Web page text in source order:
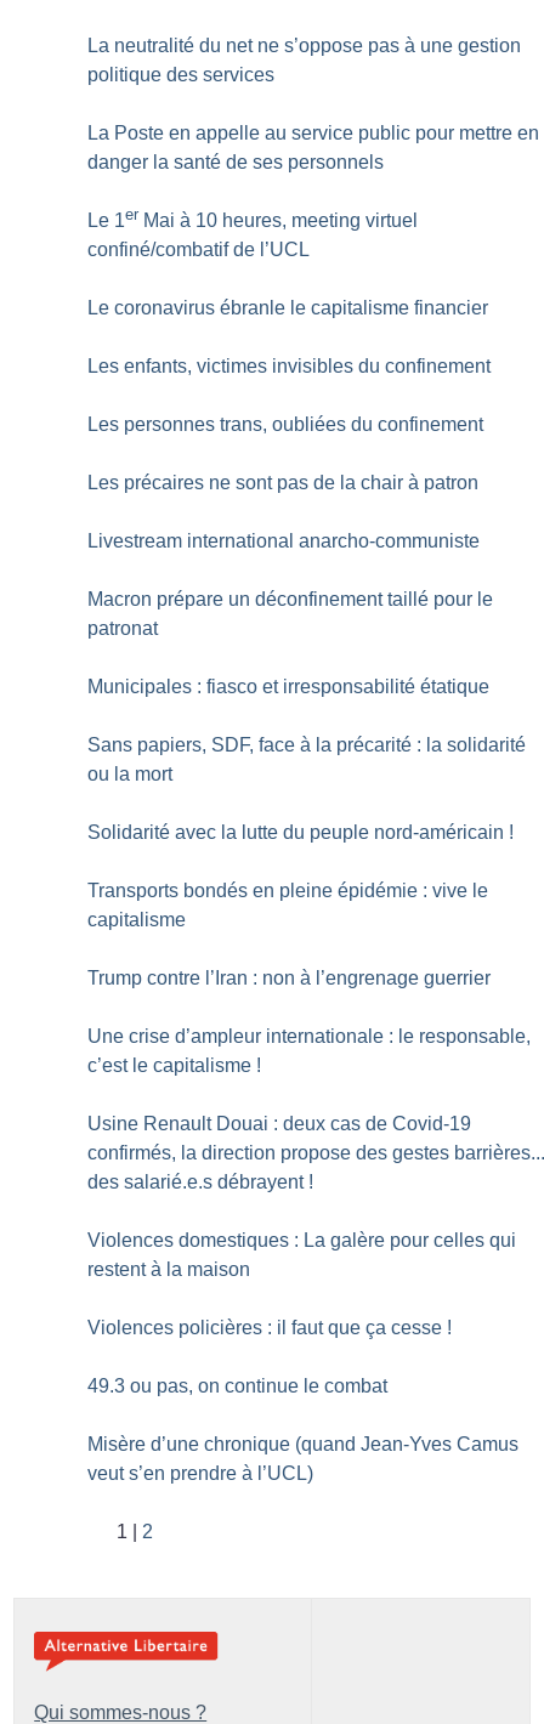
La neutralité du net ne s’oppose pas à une gestion
politique des services
La Poste en appelle au service public pour mettre en
danger la santé de ses personnels
Le 1er Mai à 10 heures, meeting virtuel
confiné/combatif de l’UCL
Le coronavirus ébranle le capitalisme financier
Les enfants, victimes invisibles du confinement
Les personnes trans, oubliées du confinement
Les précaires ne sont pas de la chair à patron
Livestream international anarcho-communiste
Macron prépare un déconfinement taillé pour le
patronat
Municipales : fiasco et irresponsabilité étatique
Sans papiers, SDF, face à la précarité : la solidarité
ou la mort
Solidarité avec la lutte du peuple nord-américain !
Transports bondés en pleine épidémie : vive le
capitalisme
Trump contre l’Iran : non à l’engrenage guerrier
Une crise d’ampleur internationale : le responsable,
c’est le capitalisme !
Usine Renault Douai : deux cas de Covid-19
confirmés, la direction propose des gestes
des salarié.e.s débrayent !
Violences domestiques : La galère pour celles qui
restent à la maison
Violences policières : il faut que ça cesse !
49.3 ou pas, on continue le combat
Misère d’une chronique (quand Jean-Yves Camus
veut s’en prendre à l’UCL)
1 2
Qui sommes-nous ?